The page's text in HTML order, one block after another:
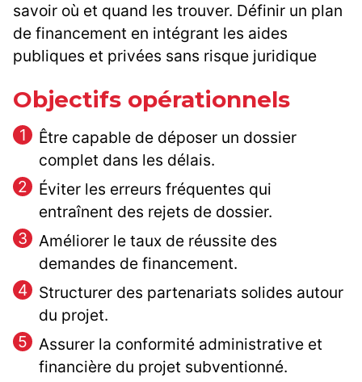
savoir où et quand les trouver. Définir un plan
de financement en intégrant les aides
publiques et privées sans risque juridique
Objectifs opérationnels
Être capable de déposer un dossier
complet dans les délais.
Éviter les erreurs fréquentes qui
entraînent des rejets de dossier.
Améliorer le taux de réussite des
demandes de financement.
Structurer des partenariats solides autour
du projet.
Assurer la conformité administrative et
financière du projet subventionné.